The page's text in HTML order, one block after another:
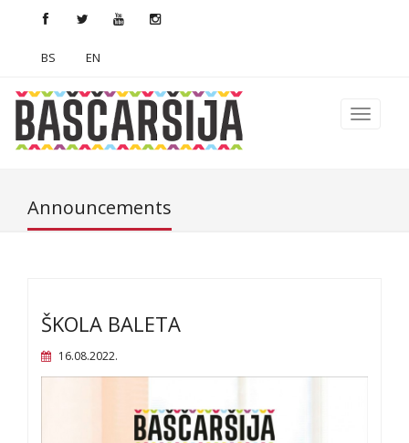
BS EN
Announcements
ŠKOLA BALETA
16.08.2022.